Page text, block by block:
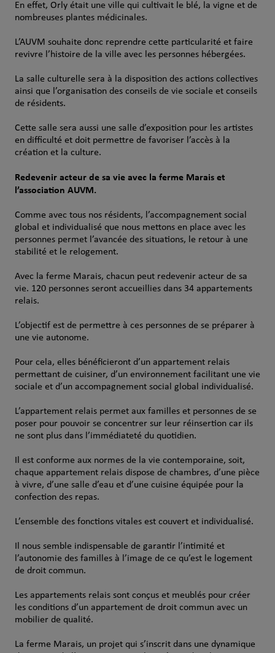
En effet, Orly était une ville qui cultivait le blé, la vigne et de
nombreuses plantes médicinales.
L’AUVM souhaite donc reprendre cette particularité et faire
revivre l’histoire de la ville avec les personnes hébergées.
La salle culturelle sera à la disposition des actions collectives
ainsi que l’organisation des conseils de vie sociale et conseils
de résidents.
Cette salle sera aussi une salle d’exposition pour les artistes
en difficulté et doit permettre de favoriser l’accès à la
création et la culture.
Redevenir acteur de sa vie avec la ferme Marais et
l’association AUVM.
Comme avec tous nos résidents, l’accompagnement social
global et individualisé que nous mettons en place avec les
personnes permet l’avancée des situations, le retour à une
stabilité et le relogement.
Avec la ferme Marais, chacun peut redevenir acteur de sa
vie. 120 personnes seront accueillies dans 34 appartements
relais.
L’objectif est de permettre à ces personnes de se préparer à
une vie autonome.
Pour cela, elles bénéficieront d’un appartement relais
permettant de cuisiner, d’un environnement facilitant une vie
sociale et d’un accompagnement social global individualisé.
L’appartement relais permet aux familles et personnes de se
poser pour pouvoir se concentrer sur leur réinsertion car ils
ne sont plus dans l’immédiateté du quotidien.
Il est conforme aux normes de la vie contemporaine, soit,
chaque appartement relais dispose de chambres, d’une pièce
à vivre, d’une salle d’eau et d’une cuisine équipée pour la
confection des repas.
L’ensemble des fonctions vitales est couvert et individualisé.
Il nous semble indispensable de garantir l’intimité et
l’autonomie des familles à l’image de ce qu’est le logement
de droit commun.
Les appartements relais sont conçus et meublés pour créer
les conditions d’un appartement de droit commun avec un
mobilier de qualité.
La ferme Marais, un projet qui s’inscrit dans une dynamique